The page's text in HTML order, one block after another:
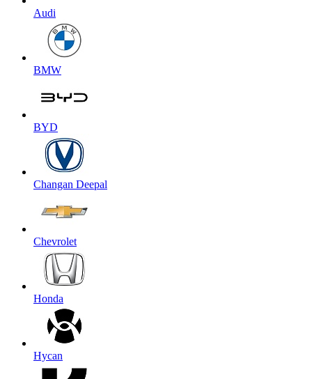
Audi
BMW
BYD
Changan Deepal
Chevrolet
Honda
Hycan